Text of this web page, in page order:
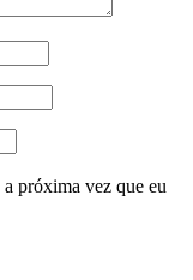
a próxima vez que eu